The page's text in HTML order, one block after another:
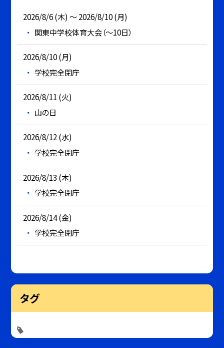
2026/8/6 (木) ～ 2026/8/10 (月)
関東中学校体育大会（～10日）
2026/8/10 (月)
学校完全閉庁
2026/8/11 (火)
山の日
2026/8/12 (水)
学校完全閉庁
2026/8/13 (木)
学校完全閉庁
2026/8/14 (金)
学校完全閉庁
タグ